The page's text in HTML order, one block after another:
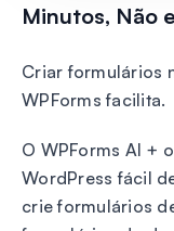
Minutos, Não
Criar formulários
WPForms facilita.
O WPForms AI +
WordPress fácil
crie formulários